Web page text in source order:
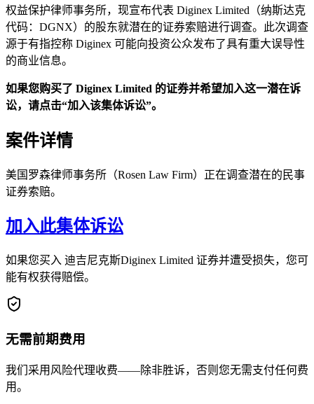
权益保护律师事务所，现宣布代表 Diginex Limited（纳斯达克
代码：DGNX）的股东就潜在的证券索赔进行调查。此次调查
源于有指控称 Diginex 可能向投资公众发布了具有重大误导性
的商业信息。
如果您购买了 Diginex Limited 的证券并希望加入这一潜在诉
讼，请点击“加入该集体诉讼”。
案件详情
美国罗森律师事务所（Rosen Law Firm）正在调查潜在的民事
证券索赔。
加入此集体诉讼
如果您买入 迪吉尼克斯Diginex Limited 证券并遭受损失，您可
能有权获得赔偿。
无需前期费用
我们采用风险代理收费——除非胜诉，否则您无需支付任何费
用。